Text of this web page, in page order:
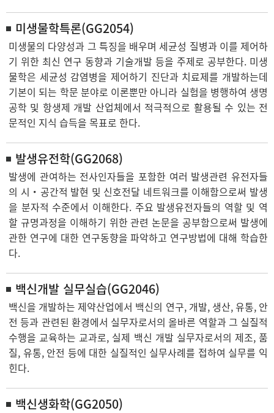
미생물학특론(GG2054)
미생물의 다양성과 그 특징을 배우며 세균성 질병과 이를 제어하
기 위한 최신 연구 동향과 기술개발 등을 주제로 공부한다. 미생
물학은 세균성 감염병을 제어하기 진단과 치료제를 개발하는데
기본이 되는 학문 분야로 이론뿐만 아니라 실험을 병행하여 생명
공학 및 항생제 개발 산업체에서 적극적으로 활용될 수 있는 전
문적인 지식 습득을 목표로 한다.
발생유전학(GG2068)
발생에 관여하는 전사인자들을 포함한 여러 발생관련 유전자들
의 시・공간적 발현 및 신호전달 네트워크를 이해함으로써 발생
을 분자적 수준에서 이해한다. 주요 발생유전자들의 역할 및 역
할 규명과정을 이해하기 위한 관련 논문을 공부함으로써 발생에
관한 연구에 대한 연구동향을 파악하고 연구방법에 대해 학습한
다.
백신개발 실무실습(GG2046)
백신을 개발하는 제약산업에서 백신의 연구, 개발, 생산, 유통, 안
전 등과 관련된 환경에서 실무자로서의 올바른 역할과 그 실질적
수행을 교육하는 교과로, 실제 백신 개발 실무자로서의 제조, 품
질, 유통, 안전 등에 대한 실질적인 실무사례를 접하여 실무를 익
힌다.
백신생화학(GG2050)